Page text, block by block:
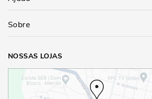
Sobre
NOSSAS LOJAS